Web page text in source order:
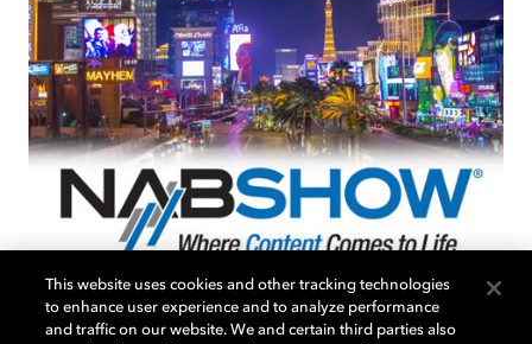
This website uses cookies and other tracking technologies
to enhance user experience and to analyze performance
and traffic on our website. We and certain third parties also